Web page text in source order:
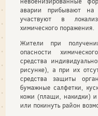
аварии прибывают
участвуют в
химического поражения.
Жители при
опасности
средства
рисунке), а при их
средства защиты
бумажные салфетки,
кожи (плащи, накидки)
или покинуть район